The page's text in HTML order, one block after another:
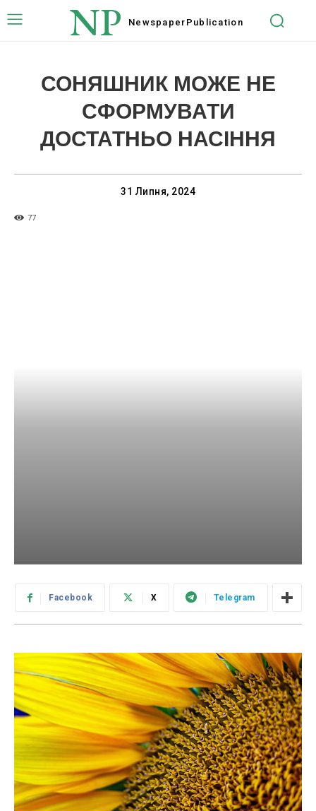
NP Newspaper Publication
СОНЯШНИК МОЖЕ НЕ
СФОРМУВАТИ
ДОСТАТНЬО НАСІННЯ
31 Липня, 2024
77
Facebook X Telegram